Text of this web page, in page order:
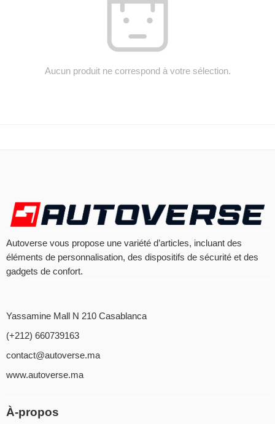
Aucun produit ne correspond à votre sélection.
Autoverse vous propose une variété d’articles, incluant des
éléments de personnalisation, des dispositifs de sécurité et des
gadgets de confort.
Yassamine Mall N 210 Casablanca
(+212) 660739163
contact@autoverse.ma
www.autoverse.ma
À-propos